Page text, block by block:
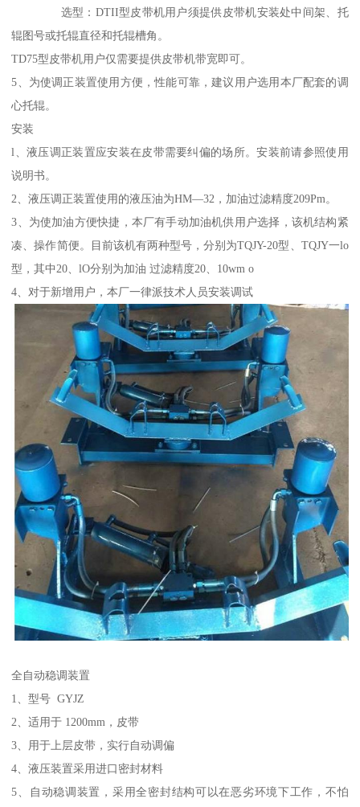
选型：DTII型皮带机用户须提供皮带机安装处中间架、托
辊图号或托辊直径和托辊槽角。
TD75型皮带机用户仅需要提供皮带机带宽即可。
5、为使调正装置使用方便，性能可靠，建议用户选用本厂配套的调
心托辊。
安装
l、液压调正装置应安装在皮带需要纠偏的场所。安装前请参照使用
说明书。
2、液压调正装置使用的液压油为HM—32，加油过滤精度209Pm。
3、为使加油方便快捷，本厂有手动加油机供用户选择，该机结构紧
凑、操作简便。目前该机有两种型号，分别为TQJY-20型、TQJY一lo
型，其中20、lO分别为加油 过滤精度20、10wm o
4、对于新增用户，本厂一律派技术人员安装调试
全自动稳调装置
1、型号 GYJZ
2、适用于 1200mm，皮带
3、用于上层皮带，实行自动调偏
4、液压装置采用进口密封材料
5、自动稳调装置，采用全密封结构可以在恶劣环境下工作，不怕